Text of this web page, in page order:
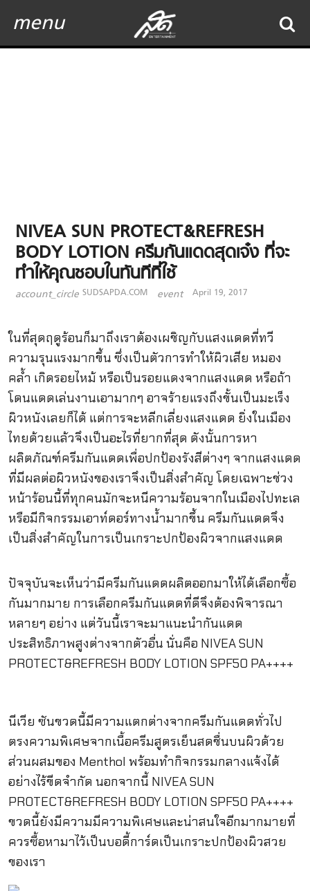
menu
NIVEA SUN PROTECT&REFRESH
BODY LOTION ครีมกันแดดสุดเจ๋ง ที่จะ
ทำให้คุณชอบในทันทีที่ใช้
account_circle SUDSAPDA.COM event April 19, 2017
ในที่สุดฤดูร้อนก็มาถึงเราต้องเผชิญกับแสงแดดที่ทวี
ความรุนแรงมากขึ้น ซึ่งเป็นตัวการทำให้ผิวเสีย หมอง
คล้ำ เกิดรอยไหม้ หรือเป็นรอยแดงจากแสงแดด หรือถ้า
โดนแดดเล่นงานเอามากๆ อาจร้ายแรงถึงขั้นเป็นมะเร็ง
ผิวหนังเลยก็ได้ แต่การจะหลีกเลี่ยงแสงแดด ยิ่งในเมือง
ไทยด้วยแล้วจึงเป็นอะไรที่ยากที่สุด ดังนั้นการหา
ผลิตภัณฑ์ครีมกันแดดเพื่อปกป้องรังสีต่างๆ จากแสงแดด
ที่มีผลต่อผิวหนังของเราจึงเป็นสิ่งสำคัญ โดยเฉพาะช่วง
หน้าร้อนนี้ที่ทุกคนมักจะหนีความร้อนจากในเมืองไปทะเล
หรือมีกิจกรรมเอาท์ดอร์ทางน้ำมากขึ้น ครีมกันแดดจึง
เป็นสิ่งสำคัญในการเป็นเกราะปกป้องผิวจากแสงแดด
ปัจจุบันจะเห็นว่ามีครีมกันแดดผลิตออกมาให้ได้เลือกซื้อ
กันมากมาย การเลือกครีมกันแดดที่ดีจึงต้องพิจารณา
หลายๆ อย่าง แต่วันนี้เราจะมาแนะนำกันแดด
ประสิทธิภาพสูงต่างจากตัวอื่น นั่นคือ NIVEA SUN
PROTECT&REFRESH BODY LOTION SPF50 PA++++
นีเวีย ซันขวดนี้มีความแตกต่างจากครีมกันแดดทั่วไป
ตรงความพิเศษจากเนื้อครีมสูตรเย็นสดชื่นบนผิวด้วย
ส่วนผสมของ Menthol พร้อมทำกิจกรรมกลางแจ้งได้
อย่างไร้ขีดจำกัด นอกจากนี้ NIVEA SUN
PROTECT&REFRESH BODY LOTION SPF50 PA++++
ขวดนี้ยังมีความมีความพิเศษและน่าสนใจอีกมากมายที่
ควรซื้อหามาไว้เป็นบอดี้การ์ดเป็นเกราะปกป้องผิวสวย
ของเรา